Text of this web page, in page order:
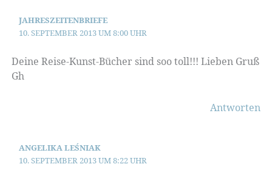
JAHRESZEITENBRIEFE
10. SEPTEMBER 2013 UM 8:00 UHR
Deine Reise-Kunst-Bücher sind soo toll!!! Lieben Gruß
Gh
Antworten
ANGELIKA LEŚNIAK
10. SEPTEMBER 2013 UM 8:22 UHR